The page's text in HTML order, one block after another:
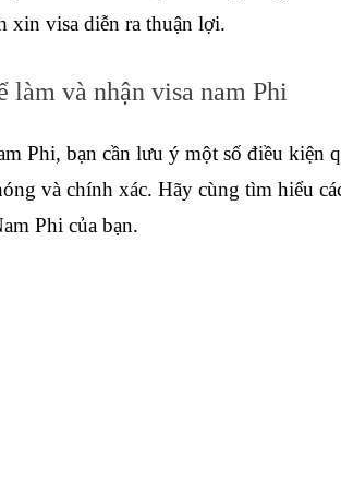
xin visa diễn ra thuận lợi.
làm và nhận visa nam Phi
Phi, bạn cần lưu ý một số điều kiện
và chính xác. Hãy cùng tìm hiểu
Phi của bạn.